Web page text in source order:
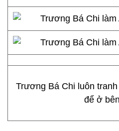
Trương Bá Chi luôn
để ở